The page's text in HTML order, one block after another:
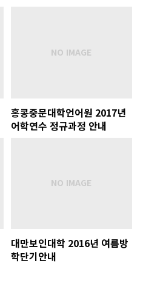
홍콩중문대학언어원 2017년
어학연수 정규과정 안내
대만보인대학 2016년 여름방
학단기안내